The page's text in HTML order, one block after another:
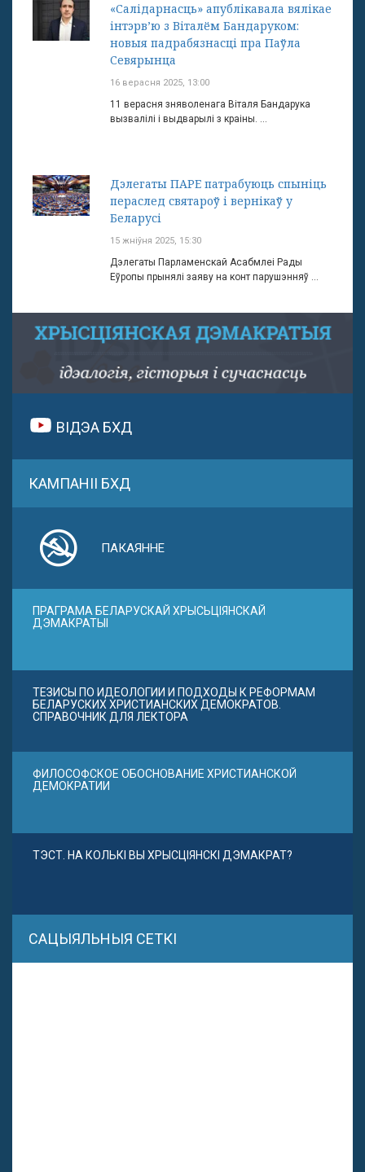
«Салідарнасць» апублікавала вялікае
інтэрв’ю з Віталём Бандаруком:
новыя падрабязнасці пра Паўла
Севярынца
16 верасня 2025, 13:00
11 верасня зняволенага Віталя Бандарука
вызвалілі і выдварылі з краіны. ...
Дэлегаты ПАРЕ патрабуюць спыніць
пераслед святароў і вернікаў у
Беларусі
15 жніўня 2025, 15:30
Дэлегаты Парламенскай Асабмлеі Рады
Еўропы прынялі заяву на конт парушэнняў ...
ВІДЭА БХД
КАМПАНІІ БХД
ПАКАЯННЕ
ПРАГРАМА БЕЛАРУСКАЙ ХРЫСЬЦІЯНСКАЙ
ДЭМАКРАТЫІ
ТЕЗИСЫ ПО ИДЕОЛОГИИ И ПОДХОДЫ К РЕФОРМАМ
БЕЛАРУСКИХ ХРИСТИАНСКИХ ДЕМОКРАТОВ.
СПРАВОЧНИК ДЛЯ ЛЕКТОРА
ФИЛОСОФСКОЕ ОБОСНОВАНИЕ ХРИСТИАНСКОЙ
ДЕМОКРАТИИ
ТЭСТ. НА КОЛЬКІ ВЫ ХРЫСЦІЯНСКІ ДЭМАКРАТ?
САЦЫЯЛЬНЫЯ СЕТКІ